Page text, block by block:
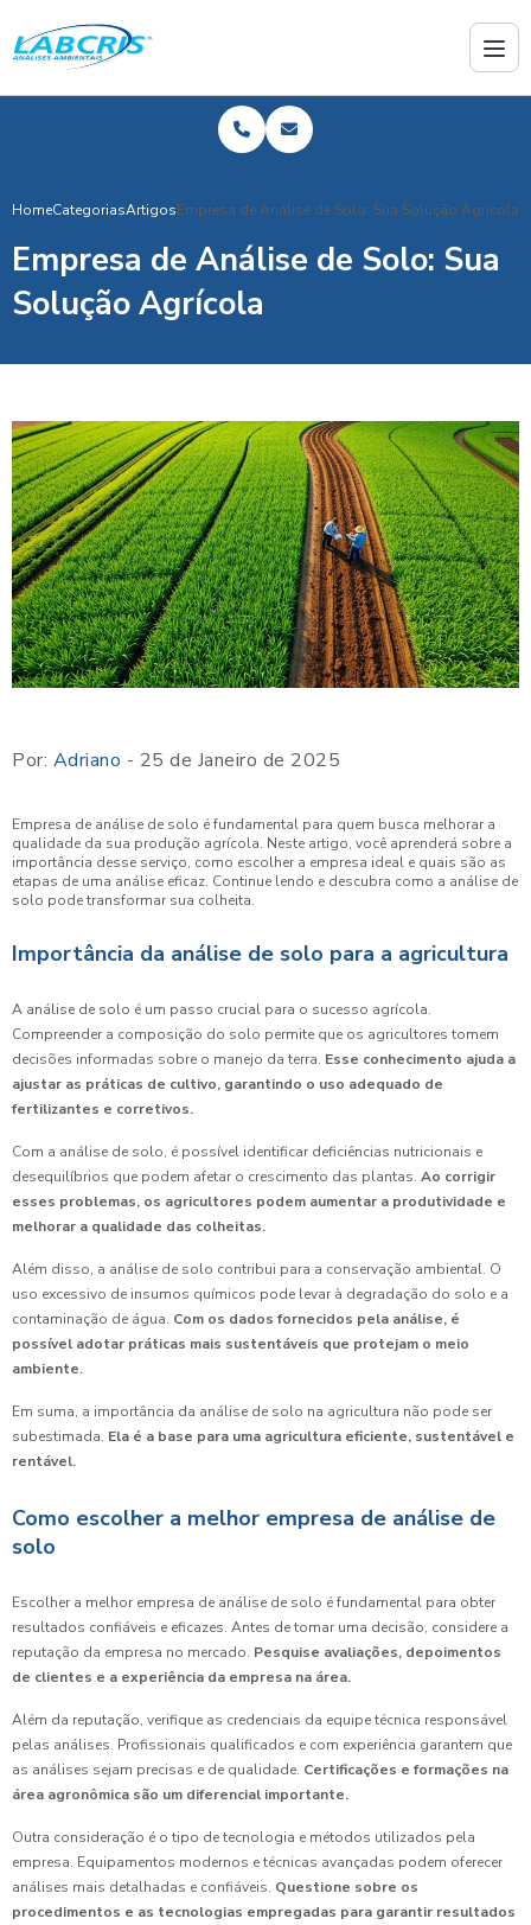
HomeCategoriasArtigosEmpresa de Análise de Solo: Sua Solução Agrícola
Empresa de Análise de Solo: Sua
Solução Agrícola
Por: Adriano - 25 de Janeiro de 2025
Empresa de análise de solo é fundamental para quem busca melhorar a
qualidade da sua produção agrícola. Neste artigo, você aprenderá sobre a
importância desse serviço, como escolher a empresa ideal e quais são as
etapas de uma análise eficaz. Continue lendo e descubra como a análise de
solo pode transformar sua colheita.
Importância da análise de solo para a agricultura
A análise de solo é um passo crucial para o sucesso agrícola.
Compreender a composição do solo permite que os agricultores tomem
decisões informadas sobre o manejo da terra. Esse conhecimento ajuda a
ajustar as práticas de cultivo, garantindo o uso adequado de
fertilizantes e corretivos.
Com a análise de solo, é possível identificar deficiências nutricionais e
desequilíbrios que podem afetar o crescimento das plantas. Ao corrigir
esses problemas, os agricultores podem aumentar a produtividade e
melhorar a qualidade das colheitas.
Além disso, a análise de solo contribui para a conservação ambiental. O
uso excessivo de insumos químicos pode levar à degradação do solo e a
contaminação de água. Com os dados fornecidos pela análise, é
possível adotar práticas mais sustentáveis que protejam o meio
ambiente.
Em suma, a importância da análise de solo na agricultura não pode ser
subestimada. Ela é a base para uma agricultura eficiente, sustentável e
rentável.
Como escolher a melhor empresa de análise de
solo
Escolher a melhor empresa de análise de solo é fundamental para obter
resultados confiáveis e eficazes. Antes de tomar uma decisão, considere a
reputação da empresa no mercado. Pesquise avaliações, depoimentos
de clientes e a experiência da empresa na área.
Além da reputação, verifique as credenciais da equipe técnica responsável
pelas análises. Profissionais qualificados e com experiência garantem que
as análises sejam precisas e de qualidade. Certificações e formações na
área agronômica são um diferencial importante.
Outra consideração é o tipo de tecnologia e métodos utilizados pela
empresa. Equipamentos modernos e técnicas avançadas podem oferecer
análises mais detalhadas e confiáveis. Questione sobre os
procedimentos e as tecnologias empregadas para garantir resultados